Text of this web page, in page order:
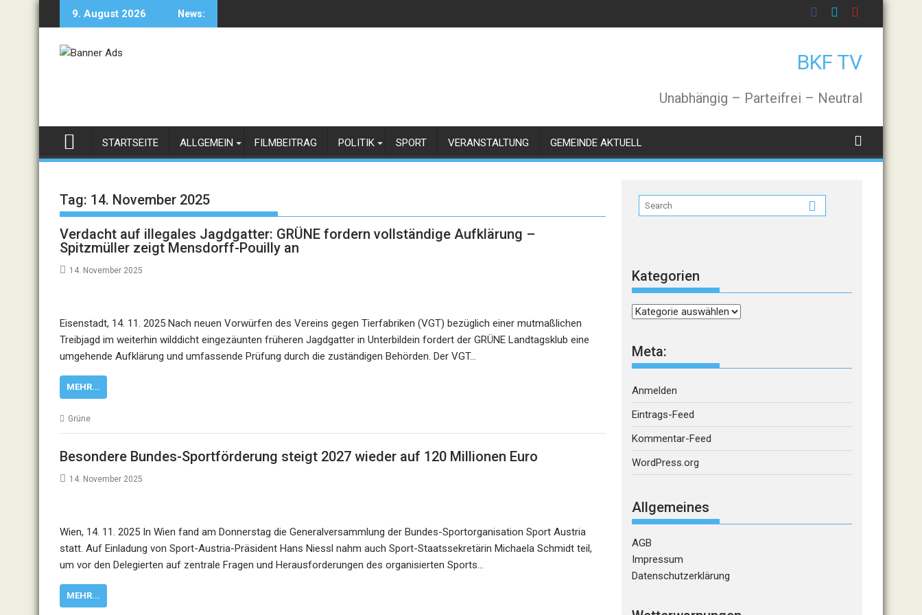
9. August 2026 News:
BKF TV
Unabhängig – Parteifrei – Neutral
STARTSEITE ALLGEMEIN FILMBEITRAG POLITIK SPORT VERANSTALTUNG GEMEINDE AKTUELL
Tag: 14. November 2025
Verdacht auf illegales Jagdgatter: GRÜNE fordern vollständige Aufklärung –
Spitzmüller zeigt Mensdorff-Pouilly an
14. November 2025
Eisenstadt, 14. 11. 2025 Nach neuen Vorwürfen des Vereins gegen Tierfabriken (VGT) bezüglich einer mutmaßlichen
Treibjagd im weiterhin wilddicht eingezäunten früheren Jagdgatter in Unterbildein fordert der GRÜNE Landtagsklub eine
umgehende Aufklärung und umfassende Prüfung durch die zuständigen Behörden. Der VGT…
MEHR...
Grüne
Besondere Bundes-Sportförderung steigt 2027 wieder auf 120 Millionen Euro
14. November 2025
Wien, 14. 11. 2025 In Wien fand am Donnerstag die Generalversammlung der Bundes-Sportorganisation Sport Austria
statt. Auf Einladung von Sport-Austria-Präsident Hans Niessl nahm auch Sport-Staatssekretärin Michaela Schmidt teil,
um vor den Delegierten auf zentrale Fragen und Herausforderungen des organisierten Sports…
MEHR...
Kategorien
Kategorien
Meta:
Anmelden
Eintrags-Feed
Kommentar-Feed
WordPress.org
Allgemeines
AGB
Impressum
Datenschutzerklärung